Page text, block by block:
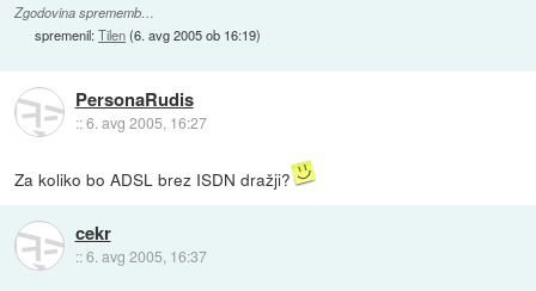
Zgodovina sprememb…
spremenil:Tilen(6. avg 2005 ob 16:19)
PersonaRudis
::6. avg 2005, 16:27
Za koliko bo ADSL brez ISDN dražji?
cekr
::6. avg 2005, 16:37